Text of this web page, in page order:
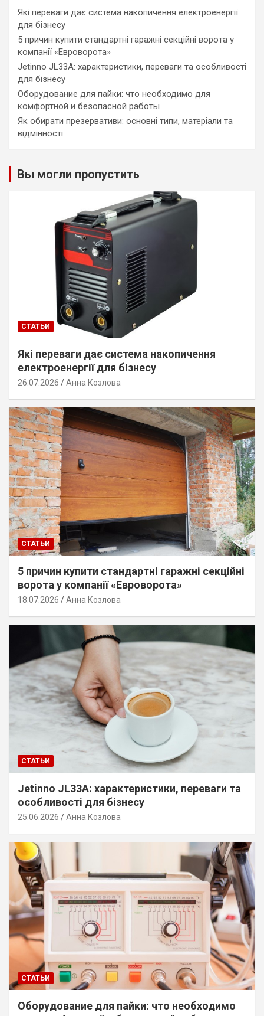
Які переваги дає система накопичення електроенергії
для бізнесу
5 причин купити стандартні гаражні секційні ворота у
компанії «Евроворота»
Jetinno JL33A: характеристики, переваги та особливості
для бізнесу
Оборудование для пайки: что необходимо для
комфортной и безопасной работы
Як обирати презервативи: основні типи, матеріали та
відмінності
Вы могли пропустить
СТАТЬИ
Які переваги дає система накопичення
електроенергії для бізнесу
26.07.2026 Анна Козлова
СТАТЬИ
5 причин купити стандартні гаражні секційні
ворота у компанії «Евроворота»
18.07.2026 Анна Козлова
СТАТЬИ
Jetinno JL33A: характеристики, переваги та
особливості для бізнесу
25.06.2026 Анна Козлова
СТАТЬИ
Оборудование для пайки: что необходимо